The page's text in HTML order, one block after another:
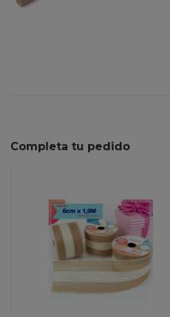
Completa tu pedido